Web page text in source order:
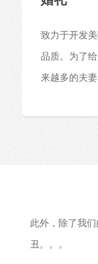
致力于开发
品质。为了
来越多的夫
此外，除了我
丑。。。